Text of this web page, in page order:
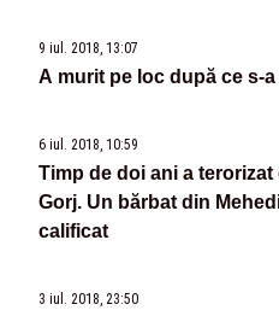
9 iul. 2018, 13:07
A murit pe loc după ce s-
6 iul. 2018, 10:59
Timp de doi ani a
Gorj. Un bărbat din
calificat
3 iul. 2018, 23:50